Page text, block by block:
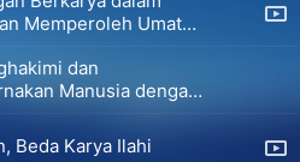
Memperoleh Umat
dan
Manusia dengan
Beda Karya Ilahi